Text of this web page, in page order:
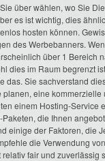
über wählen, wo Sie
es ist wichtig, dies
hosten können.
des Werbebanners.
über 1 Bereich
dies im Raum begrenzt
das. Sie sachverstand
eine
einem Hosting-
die Ihnen
einige der Faktoren, die
die Verwendung
fair und zuverlässig